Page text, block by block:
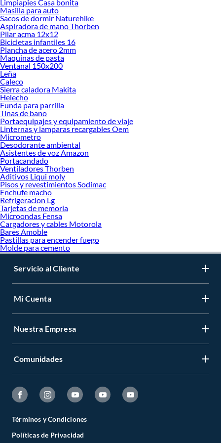
ofrecerte!
Encuentra una amplia variedad de productos de Dormitorio Infantil en Sodimac.
Encuentra todo lo necesario para tus proyectos de renovación y decoración.
¡Visítanos y haz tus ideas realidad!
Limpiapies Casa bonita
Masilla para auto
Sacos de dormir Naturehike
Aspiradora de mano Thorben
Pilar acma 12x12
Bicicletas infantiles 16
Plancha de acero 2mm
Maquinas de pasta
Ventanal 150x200
Leña
Caleco
Sierra caladora Makita
Helecho
Funda para parrilla
Tinas de bano
Portaequipajes y equipamiento de viaje
Linternas y lamparas recargables Oem
Micrometro
Desodorante ambiental
Asistentes de voz Amazon
Portacandado
Ventiladores Thorben
Aditivos Liqui moly
Pisos y revestimientos Sodimac
Enchufe macho
Refrigeracion Lg
Tarjetas de memoria
Microondas Fensa
Cargadores y cables Motorola
Bares Amoble
Pastillas para encender fuego
Molde para cemento
Servicio al Cliente
Mi Cuenta
Nuestra Empresa
Comunidades
Términos y Condiciones
Políticas de Privacidad